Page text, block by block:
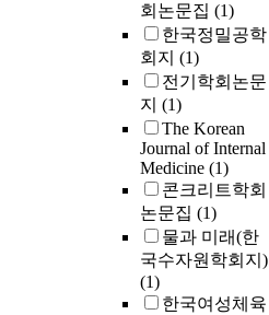
회논문집 (1)
한국정밀공학
회지 (1)
전기학회논문
지 (1)
The Korean
Journal of Internal
Medicine (1)
콘크리트학회
논문집 (1)
물과 미래(한
국수자원학회지)
(1)
한국여성체육